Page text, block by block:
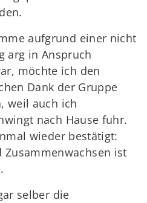
aufgrund einer nicht
arg in Anspruch
möchte ich den
Dank der Gruppe
weil auch ich
nach Hause fuhr.
wieder bestätigt:
ist
selber die